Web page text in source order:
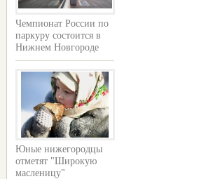
Чемпионат России по
паркуру состоится в
Нижнем Новгороде
Юные нижегородцы
отметят "Широкую
масленицу"